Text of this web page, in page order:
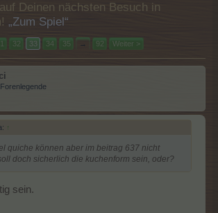
Deinen nächsten Besuch in
„Zum Spiel“
32 33 34 35 → 92 Weiter >
↑
quiche können aber im beitrag 637 nicht
doch sicherlich die kuchenform sein, oder?
sein.